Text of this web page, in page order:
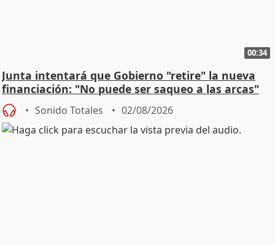
00:34
Junta intentará que Gobierno "retire" la nueva
financiación: "No puede ser saqueo a las arcas"
Sonido Totales 02/08/2026